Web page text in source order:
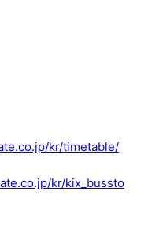
kr/timetable/
kr/kix_bussto